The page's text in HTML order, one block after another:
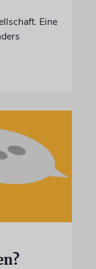
Eine